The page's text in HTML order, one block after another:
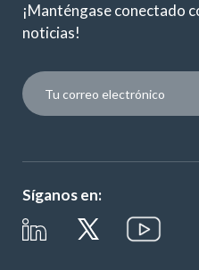
¡Manténgase conectado
noticias!
Síganos en: